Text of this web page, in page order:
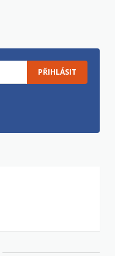
PŘIHLÁSIT